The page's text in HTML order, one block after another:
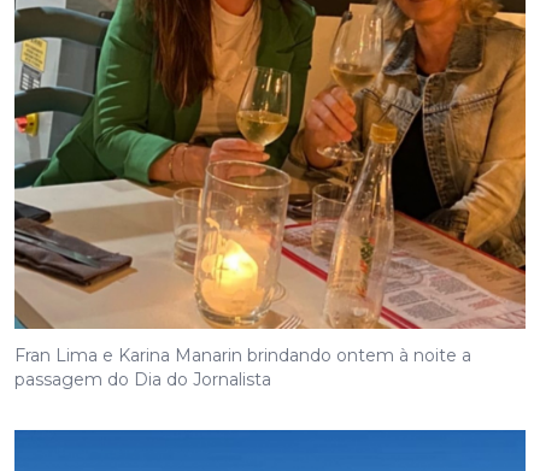
Fran Lima e Karina Manarin brindando ontem à noite a
passagem do Dia do Jornalista